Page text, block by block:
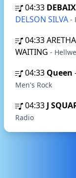
04:33
DELSON SILVA -
04:33
WAITING -
04:33 Queen
Men's Rock
04:33 J
Radio